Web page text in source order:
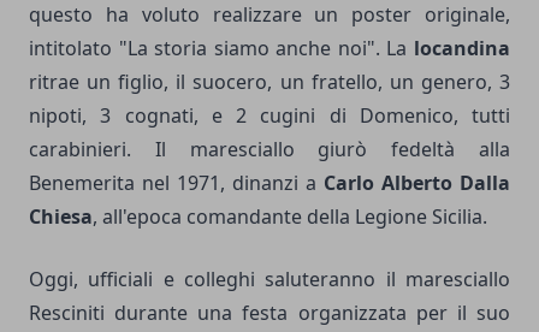
questo ha voluto realizzare un poster originale,
intitolato "La storia siamo anche noi". La locandina
ritrae un figlio, il suocero, un fratello, un genero, 3
nipoti, 3 cognati, e 2 cugini di Domenico, tutti
carabinieri. Il maresciallo giurò fedeltà alla
Benemerita nel 1971, dinanzi a Carlo Alberto Dalla
Chiesa, all'epoca comandante della Legione Sicilia.
Oggi, ufficiali e colleghi saluteranno il maresciallo
Resciniti durante una festa organizzata per il suo